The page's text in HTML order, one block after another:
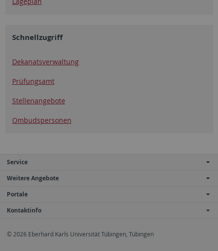
Schnellzugriff
Dekanatsverwaltung
Prüfungsamt
Stellenangebote
Ombudspersonen
Service
Weitere Angebote
Portale
Kontaktinfo
© 2026 Eberhard Karls Universität Tübingen, Tübingen